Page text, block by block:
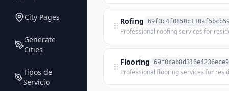
City Pages
Generate
Cities
Tipos de
Servicio
Rofing
Flooring